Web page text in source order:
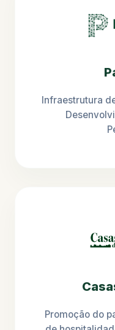
Infraestrutura
Promoção do